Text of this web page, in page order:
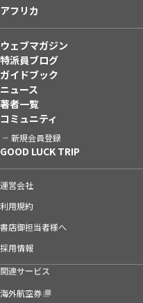
アフリカ
ウェブマガジン
特派員ブログ
ガイドブック
ニュース
著者一覧
コミュニティ
新規会員登録
GOOD LUCK TRIP
運営会社
利用規約
書店御担当者様へ
採用情報
関連サービス
海外航空券